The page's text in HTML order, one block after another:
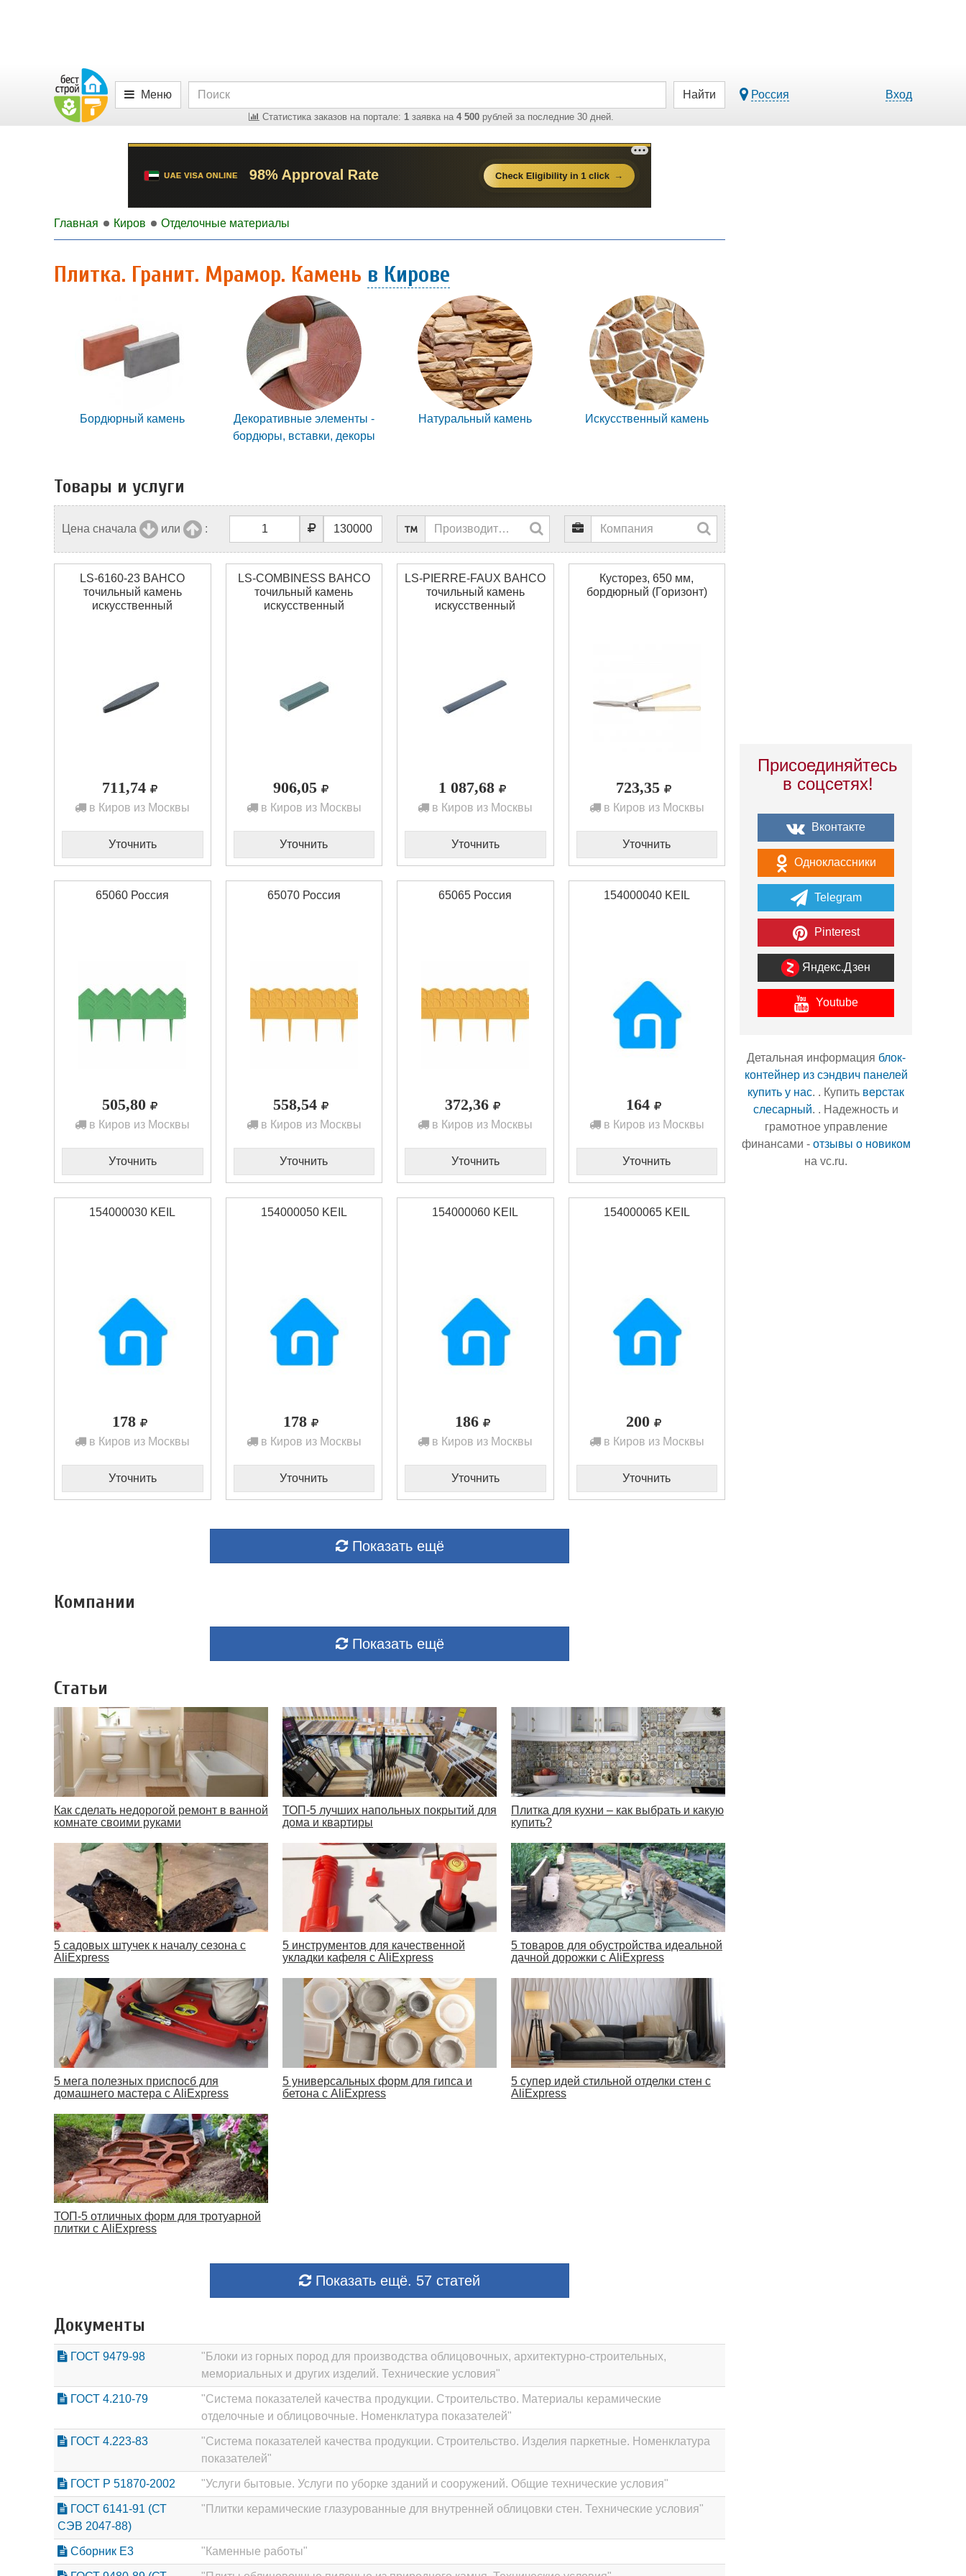
Меню
Статистика заказов на портале: 1заявка на 4 500рублей за последние 30 дней.
Найти Россия Вход
Главная Киров Отделочные материалы
Плитка. Гранит. Мрамор. Камень в Кирове
Бордюрный камень
Декоративные элементы -
бордюры, вставки, декоры
Натуральный камень Искусственный камень
Товары и услуги
Цена сначала или :
LS-6160-23 BAHCO
точильный камень
искусственный
711,74
в Киров из Москвы
Уточнить
LS-COMBINESS BAHCO
точильный камень
искусственный
906,05
в Киров из Москвы
Уточнить
LS-PIERRE-FAUX BAHCO
точильный камень
искусственный
1 087,68
в Киров из Москвы
Уточнить
Кусторез, 650 мм,
бордюрный (Горизонт)
723,35
в Киров из Москвы
Уточнить
65060 Россия
505,80
в Киров из Москвы
Уточнить
65070 Россия
558,54
в Киров из Москвы
Уточнить
65065 Россия
372,36
в Киров из Москвы
Уточнить
154000040 KEIL
164
в Киров из Москвы
Уточнить
154000030 KEIL
178
в Киров из Москвы
Уточнить
154000050 KEIL
178
в Киров из Москвы
Уточнить
154000060 KEIL
186
в Киров из Москвы
Уточнить
154000065 KEIL
200
в Киров из Москвы
Уточнить
Показать ещё
Компании
Показать ещё
Статьи
Как сделать недорогой ремонт в ванной
комнате своими руками
ТОП-5 лучших напольных покрытий для
дома и квартиры
Плитка для кухни – как выбрать и какую
купить?
5 садовых штучек к началу сезона с
AliExpress
5 инструментов для качественной
укладки кафеля с AliExpress
5 товаров для обустройства идеальной
дачной дорожки с AliExpress
5 мега полезных приспосб для
домашнего мастера с AliExpress
5 универсальных форм для гипса и
бетона с AliExpress
5 супер идей стильной отделки стен с
AliExpress
ТОП-5 отличных форм для тротуарной
плитки с AliExpress
Показать ещё. 57 статей
Документы
ГОСТ 9479-98
"Блоки из горных пород для производства облицовочных, архитектурно-строительных,
мемориальных и других изделий. Технические условия"
ГОСТ 4.210-79
"Система показателей качества продукции. Строительство. Материалы керамические
отделочные и облицовочные. Номенклатура показателей"
ГОСТ 4.223-83
"Система показателей качества продукции. Строительство. Изделия паркетные. Номенклатура
показателей"
ГОСТ Р 51870-2002 "Услуги бытовые. Услуги по уборке зданий и сооружений. Общие технические условия"
ГОСТ 6141-91 (СТ
СЭВ 2047-88)
"Плитки керамические глазурованные для внутренней облицовки стен. Технические условия"
Сборник Е3 "Каменные работы"
Присоединяйтесь
в соцсетях!
Вконтакте
Одноклассники
Telegram
Pinterest
Яндекс.Дзен
Youtube
Детальная информация блок-
контейнер из сэндвич панелей
купить у нас. . Купить верстак
слесарный. . Надежность и
грамотное управление
финансами - отзывы о новиком
на vc.ru.